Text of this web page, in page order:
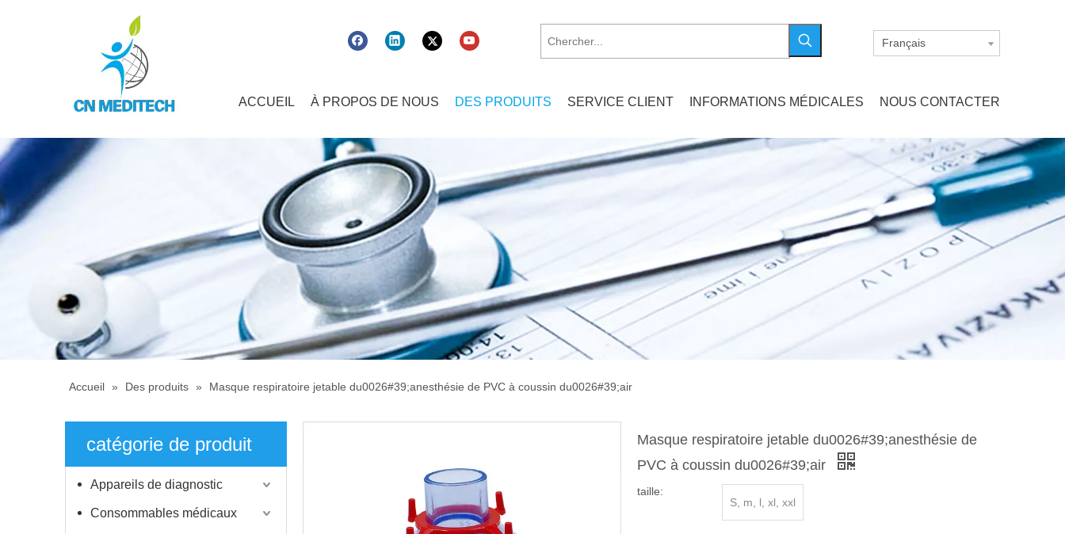
Français
ACCUEIL À PROPOS DE NOUS DES PRODUITS SERVICE CLIENT INFORMATIONS MÉDICALES NOUS CONTACTER
Accueil » Des produits » Masque respiratoire jetable du0026#39;anesthésie de PVC à coussin du0026#39;air
catégorie de produit
Appareils de diagnostic
Consommables médicaux
Masque respiratoire jetable du0026#39;anesthésie de
PVC à coussin du0026#39;air
taille:
S, m, l, xl, xxl